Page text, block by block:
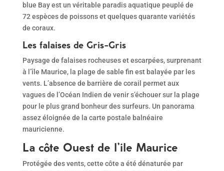
blue Bay est un véritable paradis aquatique peuplé de
72 espèces de poissons et quelques quarante variétés
de coraux.
Les falaises de Gris-Gris
Paysage de falaises rocheuses et escarpées, surprenant
à l’île Maurice, la plage de sable fin est balayée par les
vents. L’absence de barrière de corail permet aux
vagues de l’Océan Indien de venir s’échouer sur la plage
pour le plus grand bonheur des surfeurs. Un panorama
assez éloignée de la carte postale balnéaire
mauricienne.
La côte Ouest de l’ile Maurice
Protégée des vents, cette côte a été dénaturée par